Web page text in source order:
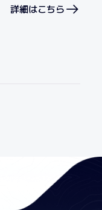
詳細はこちら